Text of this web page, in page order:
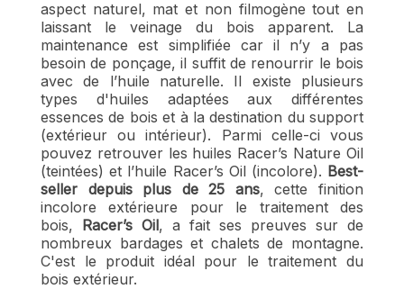
aspect naturel, mat et non filmogène tout en
laissant le veinage du bois apparent. La
maintenance est simplifiée car il n’y a pas
besoin de ponçage, il suffit de renourrir le bois
avec de l’huile naturelle. Il existe plusieurs
types d'huiles adaptées aux différentes
essences de bois et à la destination du support
(extérieur ou intérieur). Parmi celle-ci vous
pouvez retrouver les huiles Racer’s Nature Oil
(teintées) et l’huile Racer’s Oil (incolore). Best-
seller depuis plus de 25 ans, cette finition
incolore extérieure pour le traitement des
bois, Racer’s Oil, a fait ses preuves sur de
nombreux bardages et chalets de montagne.
C'est le produit idéal pour le traitement du
bois extérieur.